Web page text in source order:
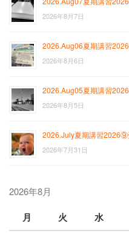
2026年8月7日
2026.Aug06夏期講習
2026年8月6日
2026.Aug05夏期講習
2026年8月5日
2026.July夏期講習2026⑨
2026年7月31日
2026年8月
月 火 水